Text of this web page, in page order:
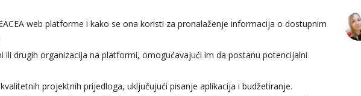
web platforme i kako se ona koristi za pronalaženje informacija o dostupnim
ili drugih organizacija na platformi, omogućavajući im da postanu potencijalni
projektnih prijedloga, uključujući pisanje aplikacija i budžetiranje.
Senior Accountant, AS